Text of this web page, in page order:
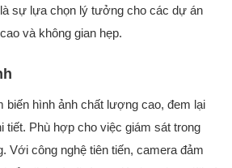
sự lựa chọn lý tưởng cho các dự án
và không gian hẹp.
biến hình ảnh chất lượng cao, đem lại
tiết. Phù hợp cho việc giám sát trong
Với công nghệ tiên tiến, camera đảm